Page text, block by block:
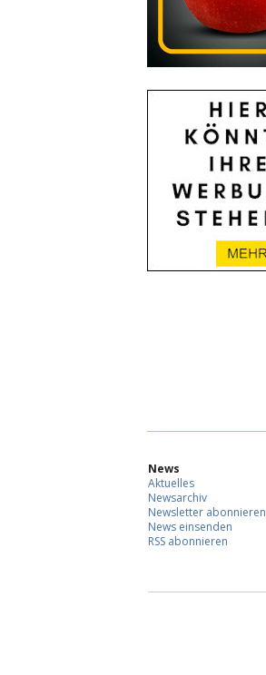
News
Aktuelles
Newsarchiv
Newsletter abonnieren
News einsenden
RSS abonnieren